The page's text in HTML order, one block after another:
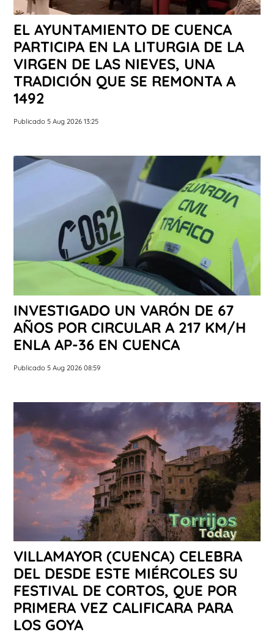
EL AYUNTAMIENTO DE CUENCA
PARTICIPA EN LA LITURGIA DE LA
VIRGEN DE LAS NIEVES, UNA
TRADICIÓN QUE SE REMONTA A
1492
Publicado 5 Aug 2026 13:25
INVESTIGADO UN VARÓN DE 67
AÑOS POR CIRCULAR A 217 KM/H
ENLA AP-36 EN CUENCA
Publicado 5 Aug 2026 08:59
VILLAMAYOR (CUENCA) CELEBRA
DEL DESDE ESTE MIÉRCOLES SU
FESTIVAL DE CORTOS, QUE POR
PRIMERA VEZ CALIFICARA PARA
LOS GOYA